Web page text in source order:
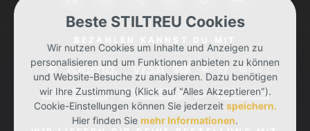
Beste STILTREU Cookies
Wir nutzen Cookies um Inhalte und Anzeigen zu
personalisieren und um Funktionen anbieten zu können
und Website-Besuche zu analysieren. Dazu benötigen
wir Ihre Zustimmung (Klick auf "Alles Akzeptieren").
Cookie-Einstellungen können Sie jederzeit speichern.
Hier finden Sie mehr Informationen.